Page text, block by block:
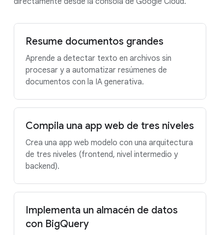
Resume documentos grandes
Aprende a detectar texto en archivos sin
procesar y a automatizar resúmenes de
documentos con la IA generativa.
Compila una app web de tres niveles
Crea una app web modelo con una arquitectura
de tres niveles (frontend, nivel intermedio y
backend).
Implementa un almacén de datos
con BigQuery